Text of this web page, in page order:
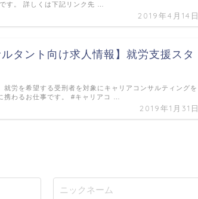
2019年4月14日
す。 詳しくは下記リンク先 …
ルタント向け求人情報】就労支援スタ
2019年1月31日
就労を希望する受刑者を対象にキャリアコンサルティングを
携わるお仕事です。 #キャリアコ …